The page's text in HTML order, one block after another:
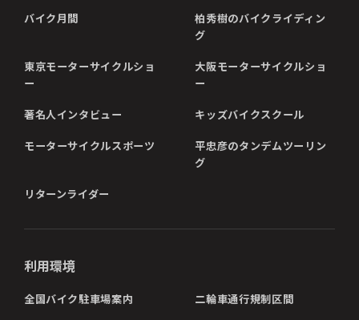
バイク月間
柏秀樹のバイクライディン
グ
東京モーターサイクルショ
ー
大阪モーターサイクルショ
ー
著名人インタビュー キッズバイクスクール
モーターサイクルスポーツ
平忠彦のタンデムツーリン
グ
リターンライダー
利用環境
全国バイク駐車場案内 二輪車通行規制区間